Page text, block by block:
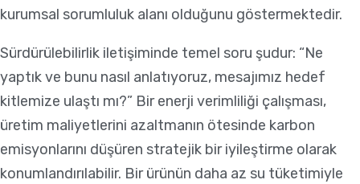
kurumsal sorumluluk alanı olduğunu göstermektedir.
Sürdürülebilirlik iletişiminde temel soru şudur: “Ne
yaptık ve bunu nasıl anlatıyoruz, mesajımız hedef
kitlemize ulaştı mı?” Bir enerji verimliliği çalışması,
üretim maliyetlerini azaltmanın ötesinde karbon
emisyonlarını düşüren stratejik bir iyileştirme olarak
konumlandırılabilir. Bir ürünün daha az su tüketimiyle